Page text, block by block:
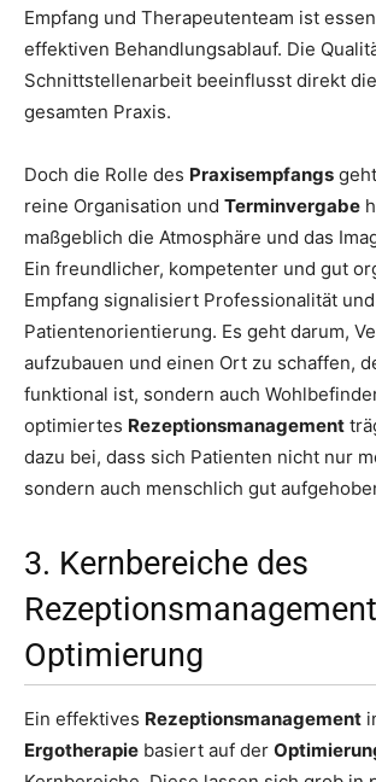
Empfang und Therapeutenteam ist
effektiven Behandlungsablauf. Die
Schnittstellenarbeit beeinflusst direkt
gesamten Praxis.
Doch die Rolle des Praxisempfangs
reine Organisation und Terminvergabe
maßgeblich die Atmosphäre und das
Ein freundlicher, kompetenter und gut
Empfang signalisiert Professionalität und
Patientenorientierung. Es geht darum,
aufzubauen und einen Ort zu schaffen,
funktional ist, sondern auch
optimiertes Rezeptionsmanagement
dazu bei, dass sich Patienten nicht nur
sondern auch menschlich gut
3. Kernbereiche des
Optimierung
Ein effektives Rezeptionsmanagement
Ergotherapie basiert auf der